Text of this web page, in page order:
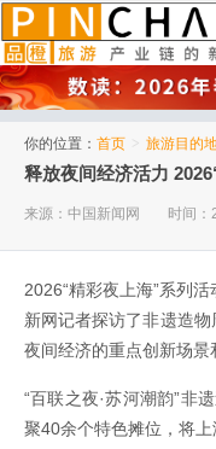
你的位置： 首页 > 旅游目的
释放夜间经济活力
来源：中国新闻网 时间：
2026“精彩夜上海”系列
新网记者探访了非遗造
夜间经济的重点创新场景
“百联之夜·苏河潮韵”非
聚40余个特色摊位，将